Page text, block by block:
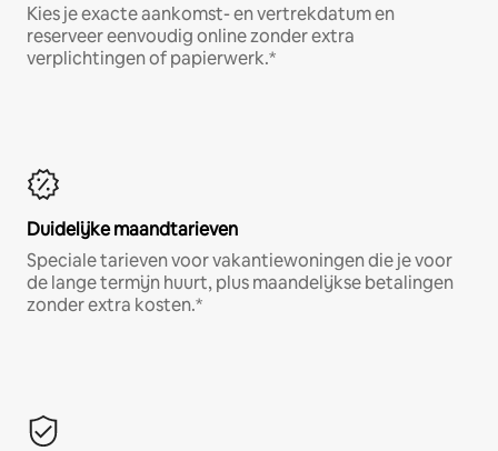
Kies je exacte aankomst- en vertrekdatum en
reserveer eenvoudig online zonder extra
verplichtingen of papierwerk.*
Duidelijke maandtarieven
Speciale tarieven voor vakantiewoningen die je voor
de lange termijn huurt, plus maandelijkse betalingen
zonder extra kosten.*